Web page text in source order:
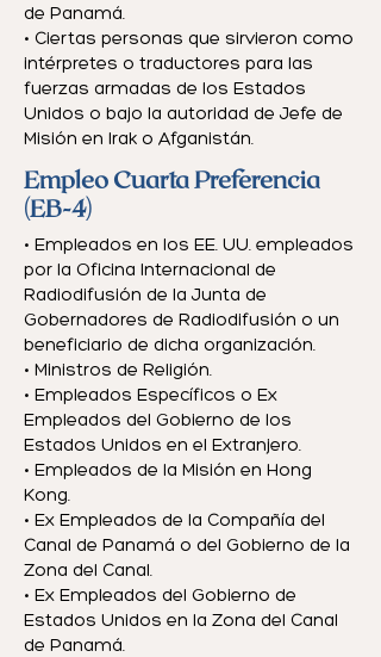
de Panamá.
• Ciertas personas que sirvieron como
intérpretes o traductores para las
fuerzas armadas de los Estados
Unidos o bajo la autoridad de Jefe de
Misión en Irak o Afganistán.
Empleo Cuarta Preferencia
(EB-4)
• Empleados en los EE. UU. empleados
por la Oficina Internacional de
Radiodifusión de la Junta de
Gobernadores de Radiodifusión o un
beneficiario de dicha organización.
• Ministros de Religión.
• Empleados Específicos o Ex
Empleados del Gobierno de los
Estados Unidos en el Extranjero.
• Empleados de la Misión en Hong
Kong.
• Ex Empleados de la Compañía del
Canal de Panamá o del Gobierno de la
Zona del Canal.
• Ex Empleados del Gobierno de
Estados Unidos en la Zona del Canal
de Panamá.